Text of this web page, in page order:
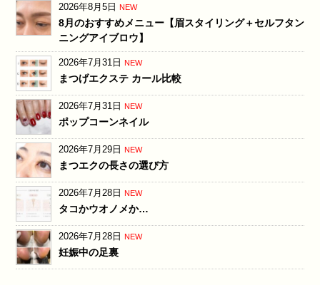
2026年8月5日 NEW
8月のおすすめメニュー【眉スタイリング＋セルフタン
ニングアイブロウ】
2026年7月31日 NEW
まつげエクステ カール比較
2026年7月31日 NEW
ポップコーンネイル
2026年7月29日 NEW
まつエクの長さの選び方
2026年7月28日 NEW
タコかウオノメか…
2026年7月28日 NEW
妊娠中の足裏